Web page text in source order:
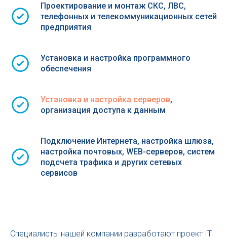
Проектирование и монтаж СКС, ЛВС,
телефонных и телекоммуникационных сетей
предприятия
Установка и настройка программного
обеспечения
Установка и настройка серверов,
организация доступа к данным
Подключение Интернета, настройка шлюза,
настройка почтовых, WEB-серверов, систем
подсчета трафика и других сетевых
сервисов
Специалисты нашей компании разработают проект IT